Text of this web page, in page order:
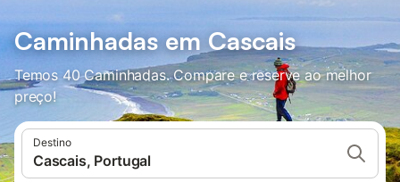
Caminhadas em Cascais
Temos 40 Caminhadas. Compare e reserve ao melhor
preço!
Destino
Cascais, Portugal